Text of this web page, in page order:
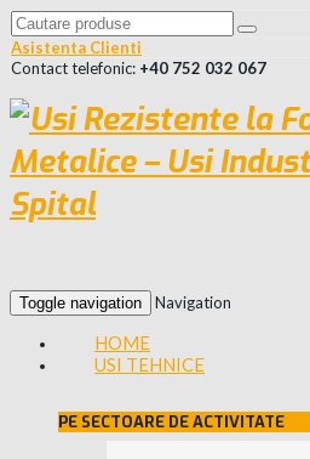
Asistenta Clienti
Contact telefonic: +40 752 032 067
Toggle navigation Navigation
HOME
USI TEHNICE
PE SECTOARE DE ACTIVITATE